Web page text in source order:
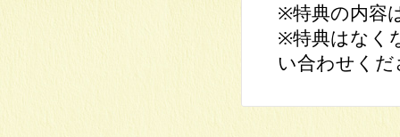
※特典の内容
※特典はなく
い合わせくだ